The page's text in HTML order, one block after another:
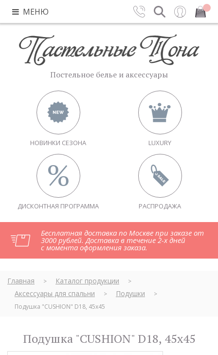
МЕНЮ Вход Закрыть
Постельное белье и аксессуары
НОВИНКИ СЕЗОНА LUXURY
ДИСКОНТНАЯ ПРОГРАММА РАСПРОДАЖА
Бесплатная доставка по Москве при заказе от
3000 рублей. Доставка в течение 2-х дней
с момента оформления заказа.
Главная > Каталог продукции >
Аксессуары для спальни > Подушки
>
Подушка "CUSHION" D18, 45х45
Подушка "CUSHION" D18, 45х45